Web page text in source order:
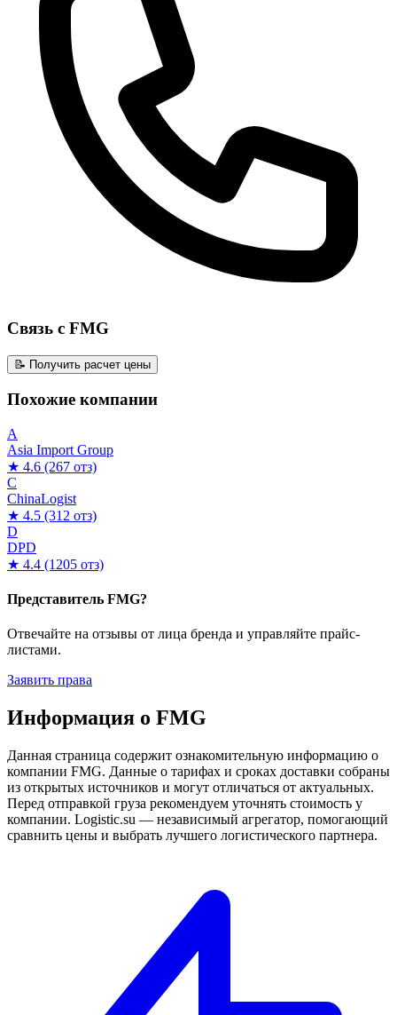
Связь с FMG
📝 Получить расчет цены
Похожие компании
A
Asia Import Group
★ 4.6 (267 отз)
C
ChinaLogist
★ 4.5 (312 отз)
D
DPD
★ 4.4 (1205 отз)
Представитель FMG?
Отвечайте на отзывы от лица бренда и управляйте прайс-
листами.
Заявить права
Информация о FMG
Данная страница содержит ознакомительную информацию о
компании FMG. Данные о тарифах и сроках доставки собраны
из открытых источников и могут отличаться от актуальных.
Перед отправкой груза рекомендуем уточнять стоимость у
компании. Logistic.su — независимый агрегатор, помогающий
сравнить цены и выбрать лучшего логистического партнера.